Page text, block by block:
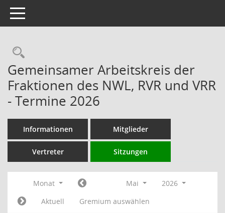
Toggle navigation
Rechercheauswahl
Gemeinsamer Arbeitskreis der
Fraktionen des NWL, RVR und VRR
- Termine 2026
Informationen Mitglieder
Vertreter Sitzungen
Monat Mai
2026
Aktuell
Gremium auswählen